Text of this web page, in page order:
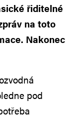
řiditelné
na toto
Nakonec
pod